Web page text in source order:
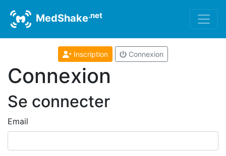
MedShake.net
Inscription Connexion
Connexion
Se connecter
Email